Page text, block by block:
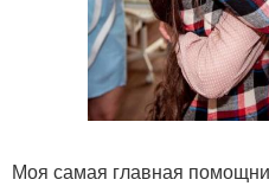
Моя самая главная